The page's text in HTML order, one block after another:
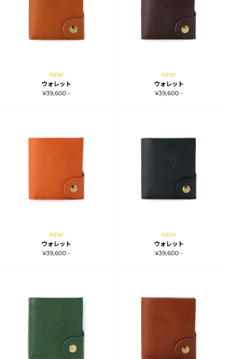
NEW
ウォレット
¥39,600 -
NEW
ウォレット
¥39,600 -
NEW
ウォレット
¥39,600 -
NEW
ウォレット
¥39,600 -